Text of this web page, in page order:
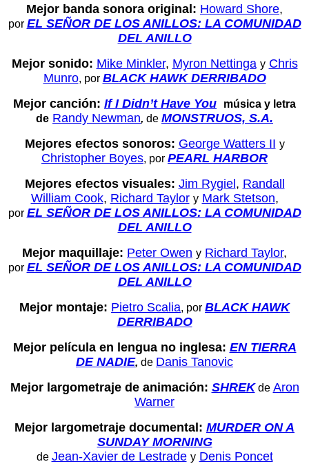
Mejor banda sonora original: Howard Shore,
por EL SEÑOR DE LOS ANILLOS: LA COMUNIDAD
DEL ANILLO
Mejor sonido: Mike Minkler, Myron Nettinga y Chris
Munro, por BLACK HAWK DERRIBADO
Mejor canción: If I Didn’t Have You
música y letra
de Randy Newman, de MONSTRUOS, S.A.
Mejores efectos sonoros: George Watters II y
Christopher Boyes, por PEARL HARBOR
Mejores efectos visuales: Jim Rygiel, Randall
William Cook, Richard Taylor y Mark Stetson,
por EL SEÑOR DE LOS ANILLOS: LA COMUNIDAD
DEL ANILLO
Mejor maquillaje: Peter Owen y Richard Taylor,
por EL SEÑOR DE LOS ANILLOS: LA COMUNIDAD
DEL ANILLO
Mejor montaje: Pietro Scalia, por BLACK HAWK
DERRIBADO
Mejor película en lengua no inglesa: EN TIERRA
DE NADIE, de Danis Tanovic
Mejor largometraje de animación: SHREK de Aron
Warner
Mejor largometraje documental: MURDER ON A
SUNDAY MORNING
de Jean-Xavier de Lestrade y Denis Poncet